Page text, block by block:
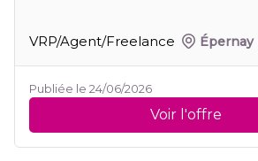
VRP/Agent/Freelance Épernay
Publiée le 24/06/2026
Voir l'offre